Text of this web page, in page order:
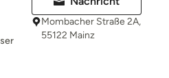
Mombacher Straße 2A,
55122 Mainz